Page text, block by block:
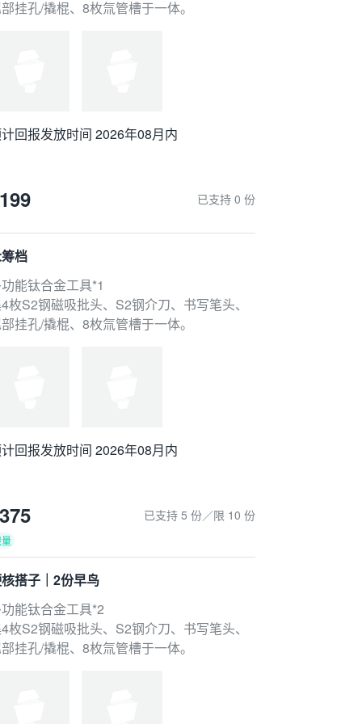
挂孔/撬棍、8枚氚管槽于一体。
回报发放时间 2026年08月内
已支持 0 份
档
能钛合金工具*1
枚S2钢磁吸批头、S2钢介刀、书写笔头、
挂孔/撬棍、8枚氚管槽于一体。
回报发放时间 2026年08月内
已支持 5 份／限 10 份
搭子｜2份早鸟
能钛合金工具*2
枚S2钢磁吸批头、S2钢介刀、书写笔头、
挂孔/撬棍、8枚氚管槽于一体。